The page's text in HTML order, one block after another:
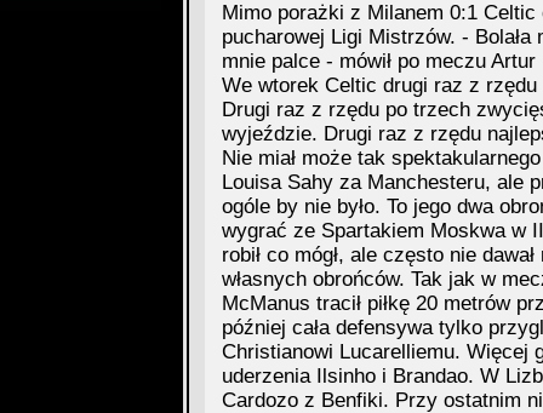
Mimo porażki z Milanem 0:1
pucharowej Ligi Mistrzów. - Bolała
mnie palce - mówił po meczu
We wtorek Celtic drugi raz z rzędu
Drugi raz z rzędu po trzech
wyjeździe. Drugi raz z rzędu
Nie miał może tak
Louisa Sahy za Manchesteru, ale
ogóle by nie było. To jego dwa
wygrać ze Spartakiem Moskwa w
robił co mógł, ale często nie
własnych obrońców. Tak jak w
McManus tracił piłkę 20 metrów
później cała defensywa tylko
Christianowi Lucarelliemu. Więcej
uderzenia Ilsinho i Brandao. W
Cardozo z Benfiki. Przy ostatnim